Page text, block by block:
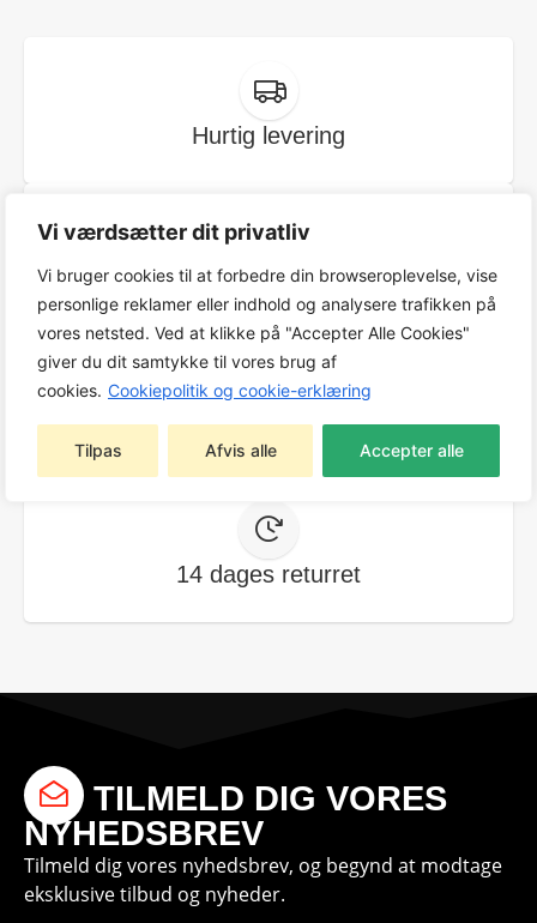
Vi værdsætter dit privatliv
Vi bruger cookies til at forbedre din browseroplevelse, vise
personlige reklamer eller indhold og analysere trafikken på
vores netsted. Ved at klikke på "Accepter Alle Cookies"
giver du dit samtykke til vores brug af
cookies. Cookiepolitik og cookie-erklæring
Tilpas Afvis alle Accepter alle
Hurtig levering
Fragt fra kun 59,-
2 års reklamationsret
14 dages returret
TILMELD DIG VORES
NYHEDSBREV
Tilmeld dig vores nyhedsbrev, og begynd at modtage
eksklusive tilbud og nyheder.